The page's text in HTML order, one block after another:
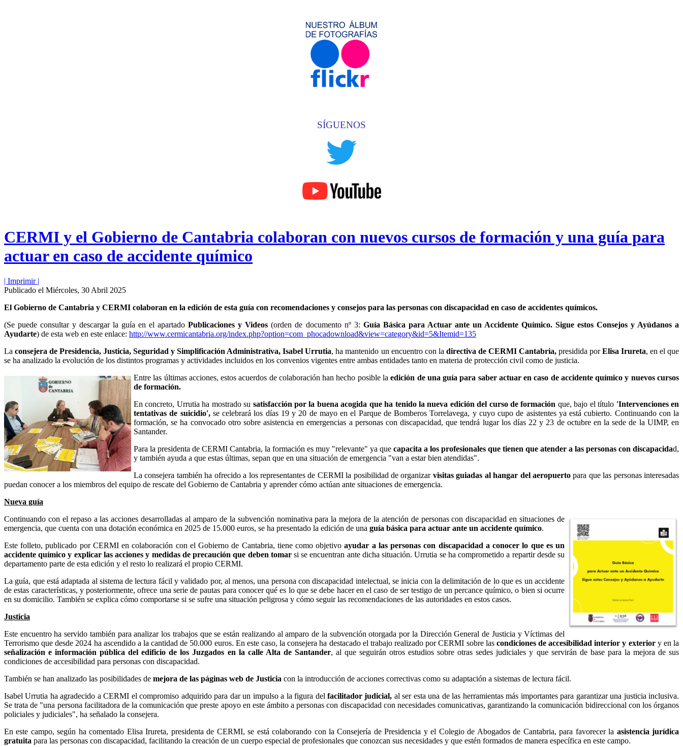
SÍGUENOS
CERMI y el Gobierno de Cantabria colaboran con nuevos cursos de formación y una guía para
actuar en caso de accidente químico
| Imprimir |
Publicado el Miércoles, 30 Abril 2025
El Gobierno de Cantabria y CERMI colaboran en la edición de esta guía con recomendaciones y consejos para las personas con discapacidad en caso de accidentes químicos.
(Se puede consultar y descargar la guía en el apartadoPublicaciones y Videos (orden de documento nº 3: Guía Básica para Actuar ante un Accidente Químico. Sigue estos Consejos y Ayúdanos a
Ayudarte) de esta web en este enlace: http://www.cermicantabria.org/index.php?option=com_phocadownload&view=category&id=5&Itemid=135
Laconsejera de Presidencia, Justicia, Seguridad y Simplificación Administrativa, Isabel Urrutia, ha mantenido un encuentro con la directiva de CERMI Cantabria,presidida porElisa Irureta, en el que
se ha analizado la evolución de los distintos programas y actividades incluidos en los convenios vigentes entre ambas entidades tanto en materia de protección civil como de justicia.
Entre las últimas acciones, estos acuerdos de colaboración han hecho posible laedición de una guía para saber actuar en caso de accidente químico y nuevos cursos
de formación.
En concreto, Urrutia ha mostrado su satisfacción por la buena acogida que ha tenido la nueva edición del curso de formación que, bajo el título 'Intervenciones en
tentativas de suicidio',se celebrará los días 19 y 20 de mayo en el Parque de Bomberos Torrelavega, y cuyo cupo de asistentes ya está cubierto. Continuando con la
formación, se ha convocado otro sobre asistencia en emergencias a personas con discapacidad, que tendrá lugar los días 22 y 23 de octubre en la sede de la UIMP, en
Santander.
Para la presidenta de CERMI Cantabria, la formación es muy "relevante" ya que capacita a los profesionales que tienen que atender a las personas con discapacidad,
y también ayuda a que estas últimas, sepan que en una situación de emergencia "van a estar bien atendidas".
La consejera también ha ofrecido a los representantes de CERMI la posibilidad de organizar visitas guiadas al hangar del aeropuertopara que las personas interesadas
puedan conocer a los miembros del equipo de rescate del Gobierno de Cantabria y aprender cómo actúan ante situaciones de emergencia.
Nueva guía
Continuando con el repaso a las acciones desarrolladas al amparo de la subvención nominativa para la mejora de la atención de personas con discapacidad en situaciones de
emergencia, que cuenta con una dotación económica en 2025 de 15.000 euros, se ha presentado la edición de una guía básica para actuar ante un accidente químico.
Este folleto, publicado por CERMI en colaboración con el Gobierno de Cantabria, tiene como objetivoayudar a las personas con discapacidad a conocer lo que es un
accidente químico y explicar las acciones y medidas de precaución que deben tomarsi se encuentran ante dicha situación. Urrutia se ha comprometido a repartir desde su
departamento parte de esta edición y el resto lo realizará el propio CERMI.
La guía, que está adaptada al sistema de lectura fácil y validado por, al menos, una persona con discapacidad intelectual, se inicia con la delimitación de lo que es un accidente
de estas características, y posteriormente, ofrece una serie de pautas para conocer qué es lo que se debe hacer en el caso de ser testigo de un percance químico, o bien si ocurre
en su domicilio. También se explica cómo comportarse si se sufre una situación peligrosa y cómo seguir las recomendaciones de las autoridades en estos casos.
Justicia
Este encuentro ha servido también para analizar los trabajos que se están realizando al amparo de la subvención otorgada por la Dirección General de Justicia y Víctimas del
Terrorismo que desde 2024 ha ascendido a la cantidad de 50.000 euros. En este caso, la consejera ha destacado el trabajo realizado por CERMI sobre las condiciones de accesibilidad interior y exteriory en la
señalización e información pública del edificio de los Juzgados en la calle Alta de Santander, al que seguirán otros estudios sobre otras sedes judiciales y que servirán de base para la mejora de sus
condiciones de accesibilidad para personas con discapacidad.
También se han analizado las posibilidades de mejora de las páginas web de Justicia con la introducción de acciones correctivas como su adaptación a sistemas de lectura fácil.
Isabel Urrutia ha agradecido a CERMI el compromiso adquirido para dar un impulso a la figura del facilitador judicial, al ser esta una de las herramientas más importantes para garantizar una justicia inclusiva.
Se trata de "una persona facilitadora de la comunicación que preste apoyo en este ámbito a personas con discapacidad con necesidades comunicativas, garantizando la comunicación bidireccional con los órganos
policiales y judiciales", ha señalado la consejera.
En este campo, según ha comentado Elisa Irureta, presidenta de CERMI, se está colaborando con la Consejería de Presidencia y el Colegio de Abogados de Cantabria, para favorecer la asistencia jurídica
gratuita para las personas con discapacidad, facilitando la creación de un cuerpo especial de profesionales que conozcan sus necesidades y que estén formados de manera específica en este campo.